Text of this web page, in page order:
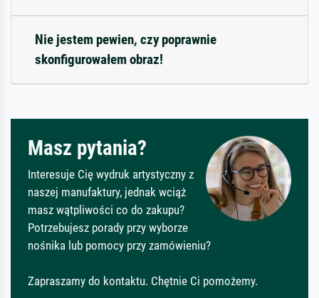
Nie jestem pewien, czy poprawnie
skonfigurowałem obraz!
Masz pytania?
Interesuje Cię wydruk artystyczny z
naszej manufaktury, jednak wciąż
masz wątpliwości co do zakupu?
Potrzebujesz porady przy wyborze
nośnika lub pomocy przy zamówieniu?
Zapraszamy do kontaktu. Chętnie Ci pomożemy.